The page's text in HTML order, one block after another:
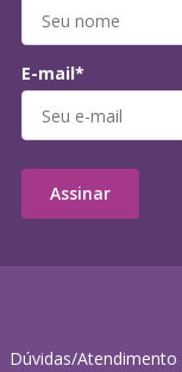
Dúvidas/Atendimento
E-mail*
Assinar